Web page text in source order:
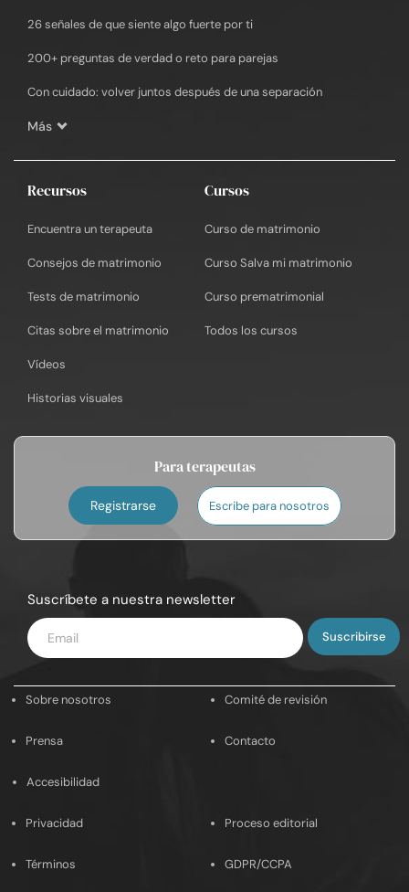
26 señales de que siente algo fuerte por ti
200+ preguntas de verdad o reto para parejas
Con cuidado: volver juntos después de una separación
Más
Recursos
Encuentra un terapeuta
Consejos de matrimonio
Tests de matrimonio
Citas sobre el matrimonio
Vídeos
Historias visuales
Cursos
Curso de matrimonio
Curso Salva mi matrimonio
Curso prematrimonial
Todos los cursos
Para terapeutas
Registrarse Escribe para nosotros
Suscríbete a nuestra newsletter
Introduce
tu
Sobre nosotros Comité de revisión
Prensa Contacto
Accesibilidad
Privacidad Proceso editorial
Términos GDPR/CCPA